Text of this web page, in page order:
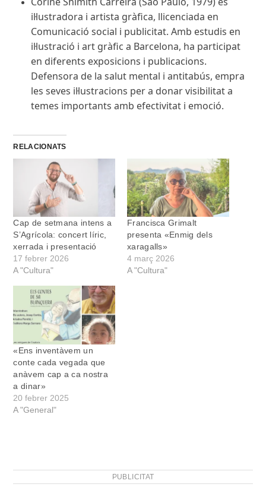
il·lustradora i artista gràfica, llicenciada en
Comunicació social i publicitat. Amb estudis en
il·lustració i art gràfic a Barcelona, ha participat
en diferents exposicions i publicacions.
Defensora de la salut mental i antitabús, empra
les seves il·lustracions per a donar visibilitat a
temes importants amb efectivitat i emoció.
RELACIONATS
Cap de setmana intens a
S’Agrícola: concert líric,
xerrada i presentació
17 febrer 2026
A "Cultura"
Francisca Grimalt
presenta «Enmig dels
xaragalls»
4 març 2026
A "Cultura"
«Ens inventàvem un
conte cada vegada que
anàvem cap a ca nostra
a dinar»
20 febrer 2025
A "General"
PUBLICITAT